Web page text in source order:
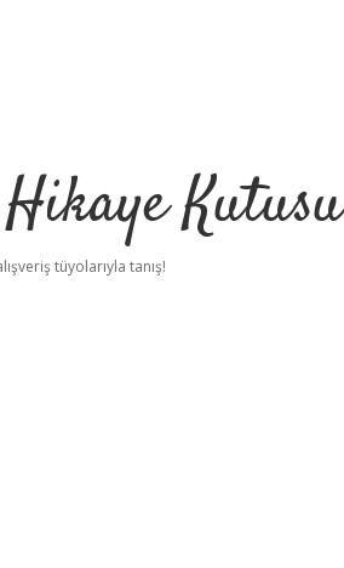
Kutusu
tüyolarıyla tanış!